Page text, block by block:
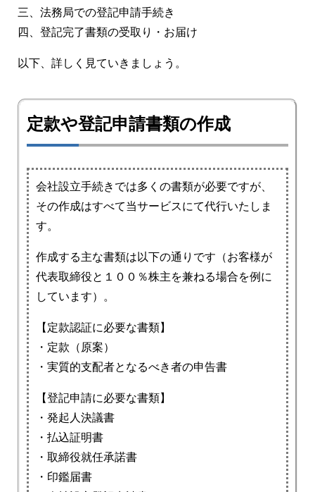
三、法務局での登記申請手続き
四、登記完了書類の受取り・お届け
以下、詳しく見ていきましょう。
定款や登記申請書類の作成
会社設立手続きでは多くの書類が必要ですが、
その作成はすべて当サービスにて代行いたしま
す。
作成する主な書類は以下の通りです（お客様が
代表取締役と１００％株主を兼ねる場合を例に
しています）。
【定款認証に必要な書類】
・定款（原案）
・実質的支配者となるべき者の申告書
【登記申請に必要な書類】
・発起人決議書
・払込証明書
・取締役就任承諾書
・印鑑届書